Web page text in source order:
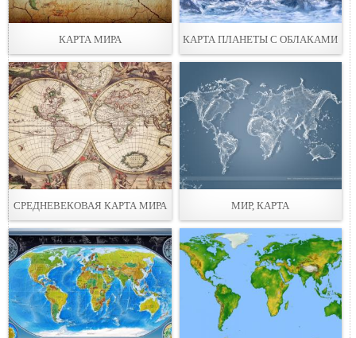
КАРТА МИРА КАРТА ПЛАНЕТЫ С ОБЛАКАМИ
СРЕДНЕВЕКОВАЯ КАРТА МИРА МИР, КАРТА